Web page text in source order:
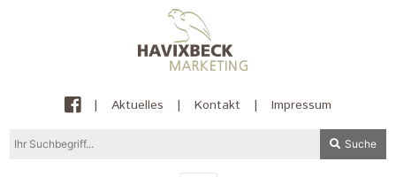
| Aktuelles | Kontakt | Impressum
Suche